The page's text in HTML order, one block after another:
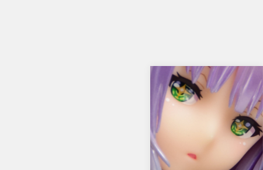
ソフィーのアトリエ ～不
思議な本の錬金術士～ プ
ラフタ
アルターからソフィーのアトリ
エ ～不思議な本の錬金術士～
プラフタ です。 さすがのア